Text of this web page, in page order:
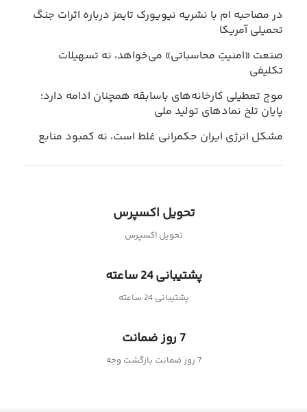
در مصاحبه ام با نشریه نیویورک تایمز درباره اثرات جنگ
تحمیلی آمریکا
صنعت «امنیتِ محاسباتی» می‌خواهد، نه تسهیلات
تکلیفی
موج تعطیلی کارخانه‌های باسابقه همچنان ادامه دارد؛
پایان تلخ نمادهای تولید ملی
مشکل انرژی ایران حکمرانی غلط است، نه کمبود منابع
تحویل اکسپرس
تحویل اکسپرس
پشتیبانی 24 ساعته
پشتیبانی 24 ساعته
7 روز ضمانت
7 روز ضمانت بازگشت وجه